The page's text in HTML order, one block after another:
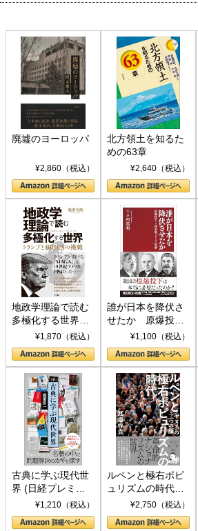
廃墟のヨーロッパ
¥2,860（税込）
北方領土を知るた
めの63章
¥2,640（税込）
地政学理論で読む
多極化する世界：
トランプとBRICS
の挑戦
¥1,870（税込）
誰が日本を降伏さ
せたか 原爆投
下、ソ連参戦、そ
して聖断 (PHP新
書)
¥1,100（税込）
古典に学ぶ現代世
界 (日経プレミア
シリーズ)¥1,210（税込）
ルペンと極右ポピ
ュリズムの時代：
〈ヤヌス〉の二つ
の顔
¥2,750（税込）